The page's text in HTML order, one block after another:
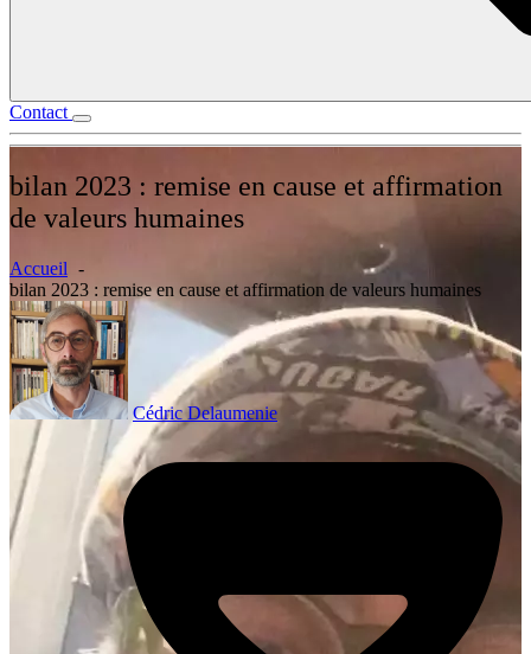
Contact
bilan 2023 : remise en cause et affirmation
de valeurs humaines
Accueil
bilan 2023 : remise en cause et affirmation de valeurs humaines
Cédric Delaumenie